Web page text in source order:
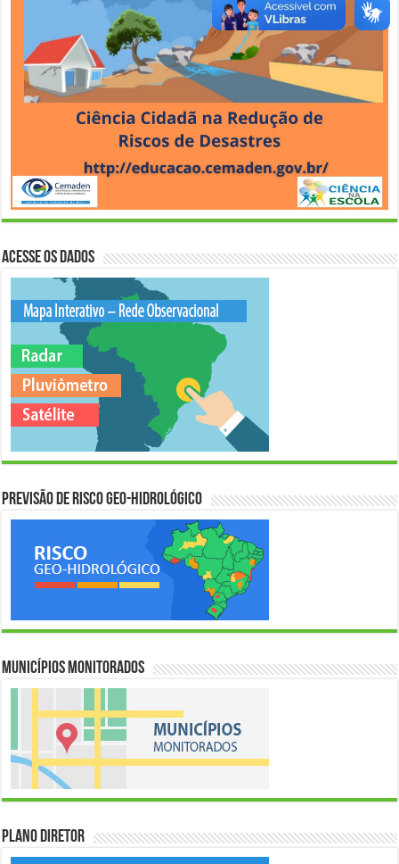
Acesse os Dados
Previsão de Risco Geo-Hidrológico
Municípios Monitorados
Plano Diretor